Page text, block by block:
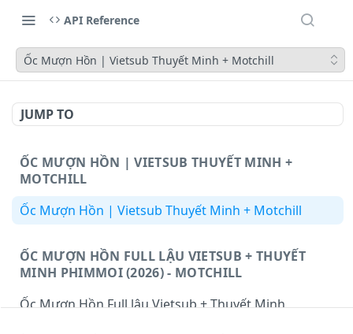
API Reference
Ốc Mượn Hồn | Vietsub Thuyết Minh + Motchill
JUMP TO
ỐC MƯỢN HỒN | VIETSUB THUYẾT MINH +
MOTCHILL
Ốc Mượn Hồn | Vietsub Thuyết Minh + Motchill
ỐC MƯỢN HỒN FULL LẬU VIETSUB + THUYẾT
MINH PHIMMOI (2026) - MOTCHILL
Ốc Mượn Hồn Full lậu Vietsub + Thuyết Minh